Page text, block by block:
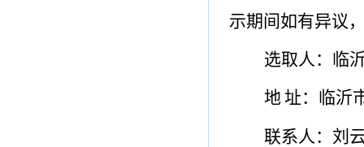
示期间如有异议
选取人：临
地址：临沂
联系人： 刘